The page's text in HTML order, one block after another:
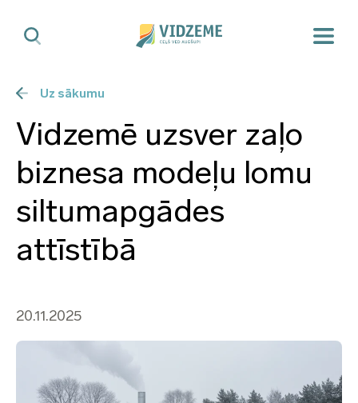
Uz sākumu
Vidzemē uzsver zaļo
biznesa modeļu lomu
siltumapgādes
attīstībā
20.11.2025